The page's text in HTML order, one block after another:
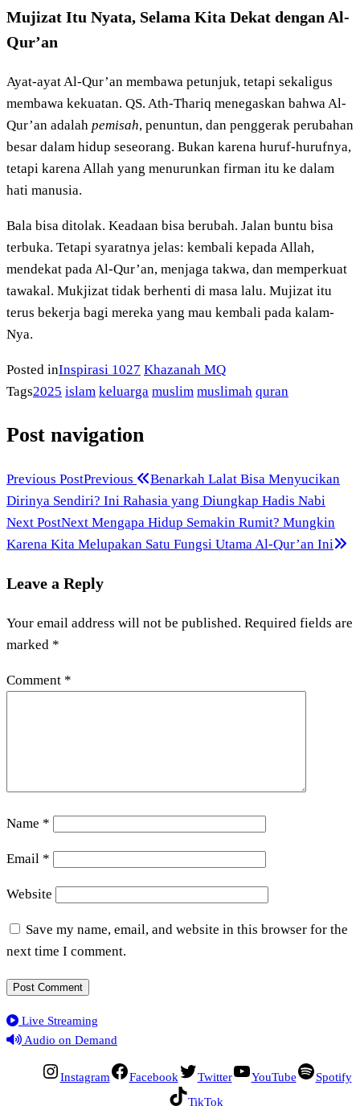
Mujizat Itu Nyata, Selama Kita Dekat dengan Al-
Qur’an
Ayat-ayat Al-Qur’an membawa petunjuk, tetapi sekaligus
membawa kekuatan. QS. Ath-Thariq menegaskan bahwa Al-
Qur’an adalah pemisah, penuntun, dan penggerak perubahan
besar dalam hidup seseorang. Bukan karena huruf-hurufnya,
tetapi karena Allah yang menurunkan firman itu ke dalam
hati manusia.
Bala bisa ditolak. Keadaan bisa berubah. Jalan buntu bisa
terbuka. Tetapi syaratnya jelas: kembali kepada Allah,
mendekat pada Al-Qur’an, menjaga takwa, dan memperkuat
tawakal. Mukjizat tidak berhenti di masa lalu. Mujizat itu
terus bekerja bagi mereka yang mau kembali pada kalam-
Nya.
Posted inInspirasi 1027 Khazanah MQ
Tags2025 islam keluarga muslim muslimah quran
Post navigation
Previous PostPrevious
Benarkah Lalat Bisa Menyucikan
Dirinya Sendiri? Ini Rahasia yang Diungkap Hadis Nabi
Next PostNext Mengapa Hidup Semakin Rumit? Mungkin
Karena Kita Melupakan Satu Fungsi Utama Al-Qur’an Ini
Leave a Reply
Your email address will not be published. Required fields are
marked *
Comment *
Name *
Email *
Website
Save my name, email, and website in this browser for the
next time I comment.
Live Streaming
Audio on Demand
Instagram Facebook Twitter YouTube
Spotify
TikTok